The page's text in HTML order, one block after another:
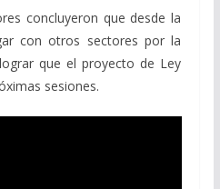
concluyeron que desde la
con otros sectores por la
que el proyecto de Ley
sesiones.